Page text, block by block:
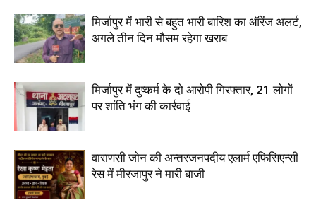
मिर्जापुर में भारी से बहुत भारी बारिश का ऑरेंज अलर्ट,
अगले तीन दिन मौसम रहेगा खराब
मिर्जापुर में दुष्कर्म के दो आरोपी गिरफ्तार, 21 लोगों
पर शांति भंग की कार्रवाई
वाराणसी जोन की अन्तरजनपदीय एलार्म एफिसिएन्सी
रेस में मीरजापुर ने मारी बाजी